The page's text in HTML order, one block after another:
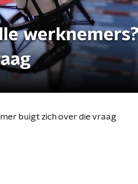
werknemers?
buigt zich over die vraag